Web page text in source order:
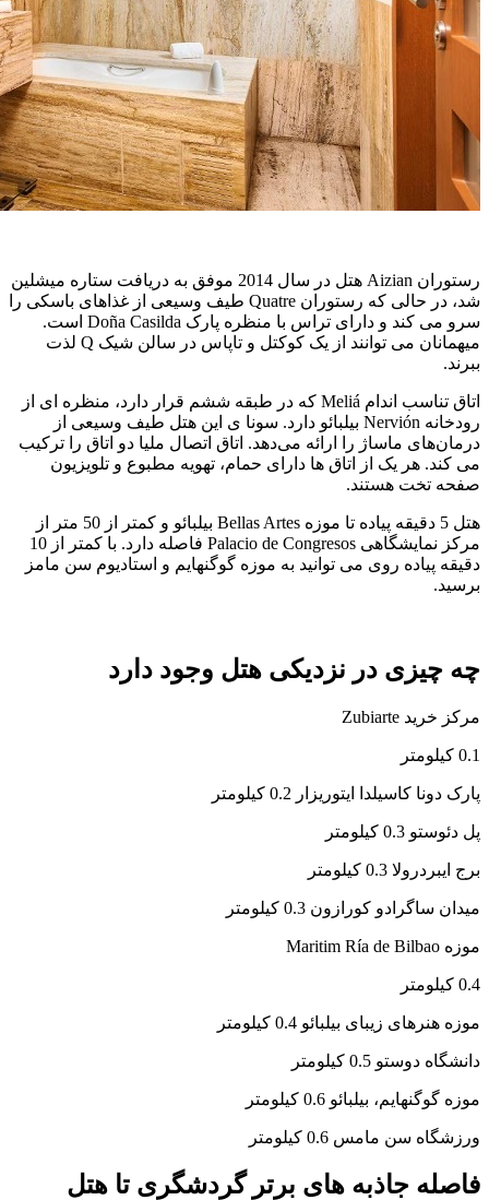
رستوران Aizian هتل در سال 2014 موفق به دریافت ستاره میشلین
شد، در حالی که رستوران Quatre طیف وسیعی از غذاهای باسکی را
سرو می کند و دارای تراس با منظره پارک Doña Casilda است.
میهمانان می توانند از یک کوکتل و تاپاس در سالن شیک Q لذت
ببرند.
اتاق تناسب اندام Meliá که در طبقه ششم قرار دارد، منظره ای از
رودخانه Nervión بیلبائو دارد. سونا ی این هتل طیف وسیعی از
درمان‌های ماساژ را ارائه می‌دهد. اتاق اتصال ملیا دو اتاق را ترکیب
می کند. هر یک از اتاق ها دارای حمام، تهویه مطبوع و تلویزیون
صفحه تخت هستند.
هتل 5 دقیقه پیاده تا موزه Bellas Artes بیلبائو و کمتر از 50 متر از
مرکز نمایشگاهی Palacio de Congresos فاصله دارد. با کمتر از 10
دقیقه پیاده روی می توانید به موزه گوگنهایم و استادیوم سن مامز
برسید.
چه چیزی در نزدیکی هتل وجود دارد
مرکز خرید Zubiarte
0.1 کیلومتر
پارک دونا کاسیلدا ایتوریزار 0.2 کیلومتر
پل دئوستو 0.3 کیلومتر
برج ایبردرولا 0.3 کیلومتر
میدان ساگرادو کورازون 0.3 کیلومتر
موزه Maritim Ría de Bilbao
0.4 کیلومتر
موزه هنرهای زیبای بیلبائو 0.4 کیلومتر
دانشگاه دوستو 0.5 کیلومتر
موزه گوگنهایم، بیلبائو 0.6 کیلومتر
ورزشگاه سن مامس 0.6 کیلومتر
فاصله جاذبه های برتر گردشگری تا هتل